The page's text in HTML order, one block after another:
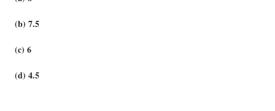
(b) 7.5
(c) 6
(d) 4.5